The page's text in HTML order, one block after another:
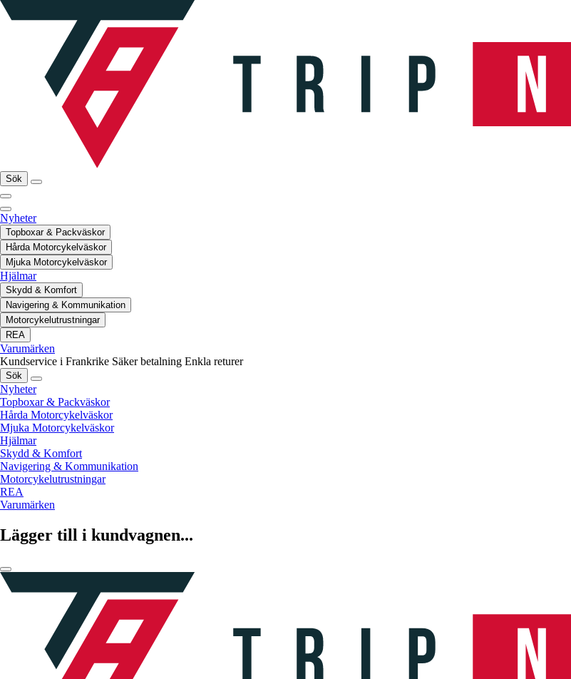
Sök
Nyheter
Topboxar & Packväskor
Hårda Motorcykelväskor
Mjuka Motorcykelväskor
Hjälmar
Skydd & Komfort
Navigering & Kommunikation
Motorcykelutrustningar
REA
Varumärken
Kundservice i Frankrike Säker betalning Enkla returer
Sök
Nyheter
Topboxar & Packväskor
Hårda Motorcykelväskor
Mjuka Motorcykelväskor
Hjälmar
Skydd & Komfort
Navigering & Kommunikation
Motorcykelutrustningar
REA
Varumärken
Lägger till i kundvagnen...